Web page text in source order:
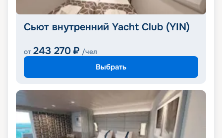
Сьют внутренний Yacht Club (YIN)
от 243 270 ₽ /чел
Выбрать